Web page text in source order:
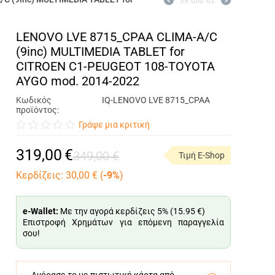
LENOVO LVE 8715_CPAA CLIMA-A/C
(9inc) MULTIMEDIA TABLET for
CITROEN C1-PEUGEOT 108-TOYOTA
AYGO mod. 2014-2022
Κωδικός
προϊόντος:
IQ-LENOVO LVE 8715_CPAA
Γράψε μια κριτική
319,00 €349,00 € Τιμή E-Shop
Κερδίζεις: 30,00 € (-9%)
e-Wallet: Με την αγορά κερδίζεις 5% (15.95 €)
Επιστροφή Χρημάτων για επόμενη παραγγελία
σου!